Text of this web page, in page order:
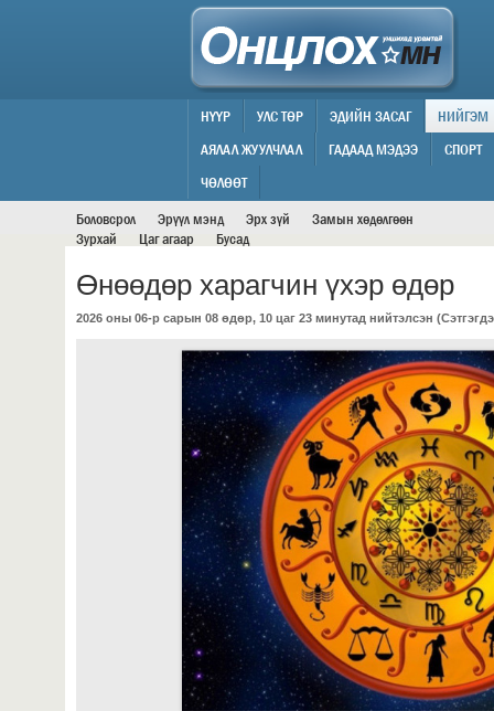
НИЙГЭМ
НҮҮР УЛС ТӨР ЭДИЙН ЗАСАГ
НИЙГЭМ
АЯЛАЛ ЖУУЛЧЛАЛ
ГАДААД МЭДЭЭ
СПОРТ
ЧӨЛӨӨТ
Боловсрол
Эрүүл мэнд Эрх зүй
Замын хөдөлгөөн
Зурхай
Цаг агаар Бусад
Өнөөдөр харагчин үхэр өдөр
2026 оны 06-р сарын 08 өдөр, 10 цаг 23 минутад нийтэлсэн (